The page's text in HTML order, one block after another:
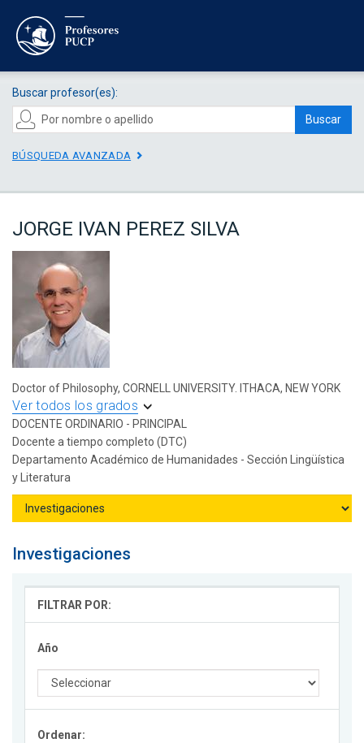
Buscar profesor(es):
Buscar
BÚSQUEDA AVANZADA
JORGE IVAN PEREZ SILVA
Doctor of Philosophy, CORNELL UNIVERSITY. ITHACA, NEW YORK
Ver todos los grados
DOCENTE ORDINARIO - PRINCIPAL
Docente a tiempo completo (DTC)
Departamento Académico de Humanidades - Sección Lingüística
y Literatura
Investigaciones
FILTRAR POR:
Año
Ordenar: